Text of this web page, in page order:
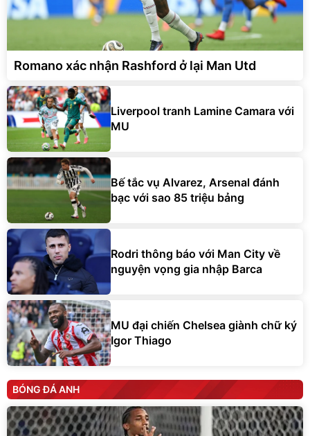
Romano xác nhận Rashford ở lại Man Utd
Liverpool tranh Lamine Camara với
MU
Bế tắc vụ Alvarez, Arsenal đánh
bạc với sao 85 triệu bảng
Rodri thông báo với Man City về
nguyện vọng gia nhập Barca
MU đại chiến Chelsea giành chữ ký
Igor Thiago
BÓNG ĐÁ ANH